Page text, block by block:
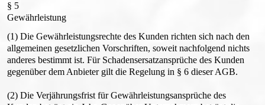
§ 5
Gewährleistung
(1) Die Gewährleistungsrechte des Kunden richten sich nach den
allgemeinen gesetzlichen Vorschriften, soweit nachfolgend nichts
anderes bestimmt ist. Für Schadensersatzansprüche des Kunden
gegenüber dem Anbieter gilt die Regelung in § 6 dieser AGB.
(2) Die Verjährungsfrist für Gewährleistungsansprüche des